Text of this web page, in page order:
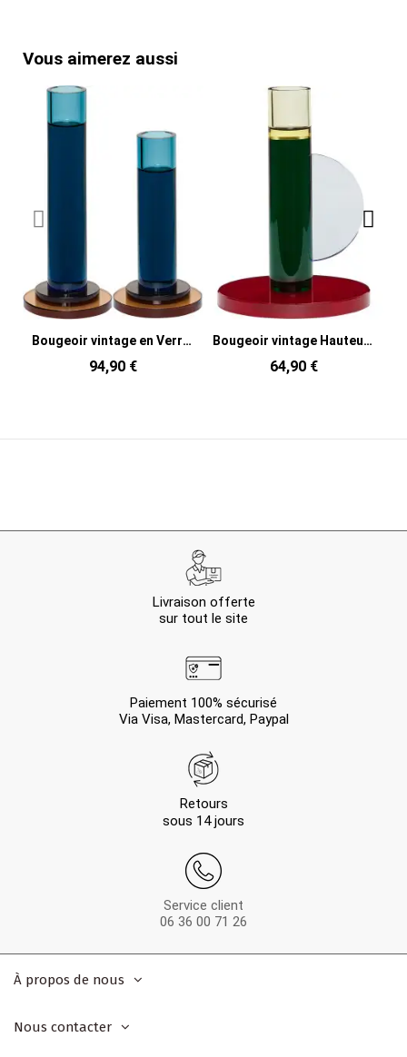
Vous aimerez aussi
Bougeoir vintage en Verre Bleu Comet (Lot de 2)
94,90 €
Bougeoir vintage Hauteur 14 cm en Verre Vert foncé Rouge Jaune Astro
64,90 €
Livraison offerte
sur tout le site
Paiement 100% sécurisé
Via Visa, Mastercard, Paypal
Retours
sous 14 jours
Service client
06 36 00 71 26
À propos de nous
Nous contacter